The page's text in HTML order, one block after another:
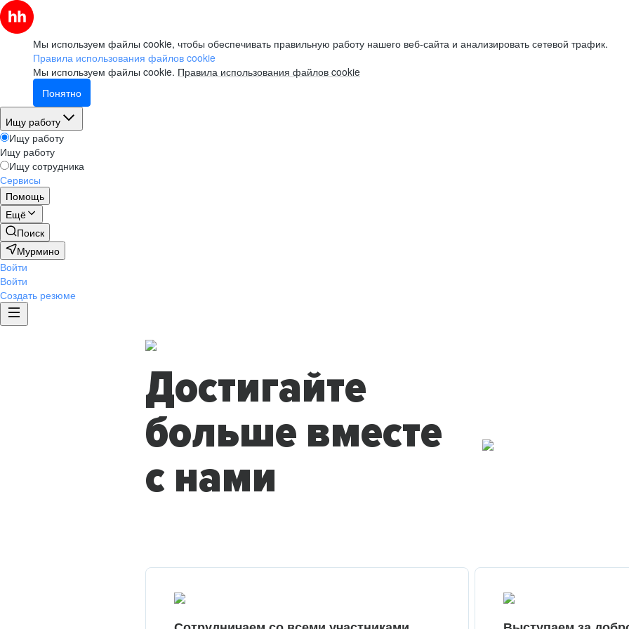
Мы используем файлы cookie, чтобы обеспечивать правильную работу нашего веб-сайта и анализировать сетевой трафик.
Правила использования файлов cookie
Мы используем файлы cookie. Правила использования файлов cookie
Понятно
Ищу работу
Ищу работу
Ищу работу
Ищу сотрудника
Сервисы
Помощь
Ещё
Поиск
Мурмино
Войти
Войти
Создать резюме
Достигайте
больше вместе
с нами